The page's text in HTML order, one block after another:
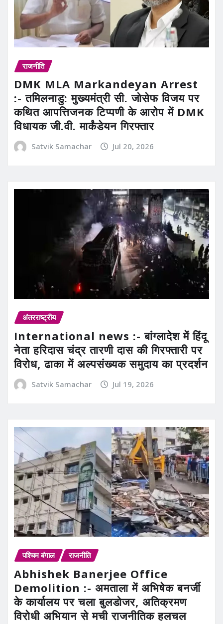
राजनीति
DMK MLA Markandeyan Arrest
:- तमिलनाडु: मुख्यमंत्री सी. जोसेफ विजय पर
कथित आपत्तिजनक टिप्पणी के आरोप में DMK
विधायक जी.वी. मार्कंडेयन गिरफ्तार
Satvik Samachar Jul 20, 2026
अंतरराष्ट्रीय
International news :- बांग्लादेश में हिंदू
नेता हरिदास चंद्र तारणी दास की गिरफ्तारी पर
विरोध, ढाका में अल्पसंख्यक समुदाय का प्रदर्शन
Satvik Samachar Jul 19, 2026
पश्चिम बंगाल राजनीति
Abhishek Banerjee Office
Demolition :- अमताला में अभिषेक बनर्जी
के कार्यालय पर चला बुलडोजर, अतिक्रमण
विरोधी अभियान से मची राजनीतिक हलचल